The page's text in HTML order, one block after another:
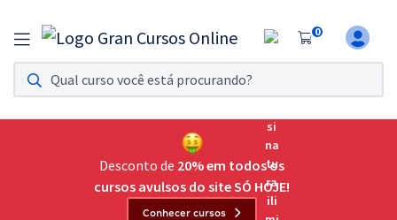
0
Assinatura Ilimitada 11
Acesso a todos os cursos. Teste grátis por 7 dias!
Assinatura OAB Até Passar
Acesso ilimitado a toda preparação para o Exame da
Desconto de 20% em todos os
cursos avulsos do site SÓ HOJE!
Conhecer cursos